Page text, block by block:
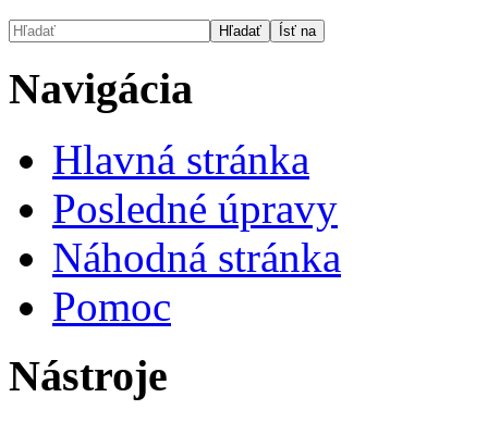
Navigácia
Hlavná stránka
Posledné úpravy
Náhodná stránka
Pomoc
Nástroje